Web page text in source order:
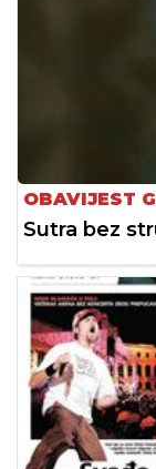
OBAVIJEST
Sutra bez